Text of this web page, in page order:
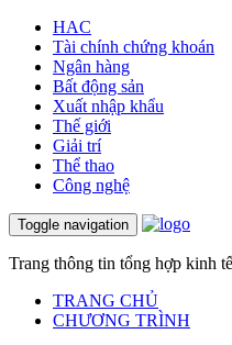
HAC
Tài chính chứng khoán
Ngân hàng
Bất động sản
Xuất nhập khẩu
Thế giới
Giải trí
Thể thao
Công nghệ
Toggle navigation
Trang thông tin tổng hợp kinh
TRANG CHỦ
CHƯƠNG TRÌNH